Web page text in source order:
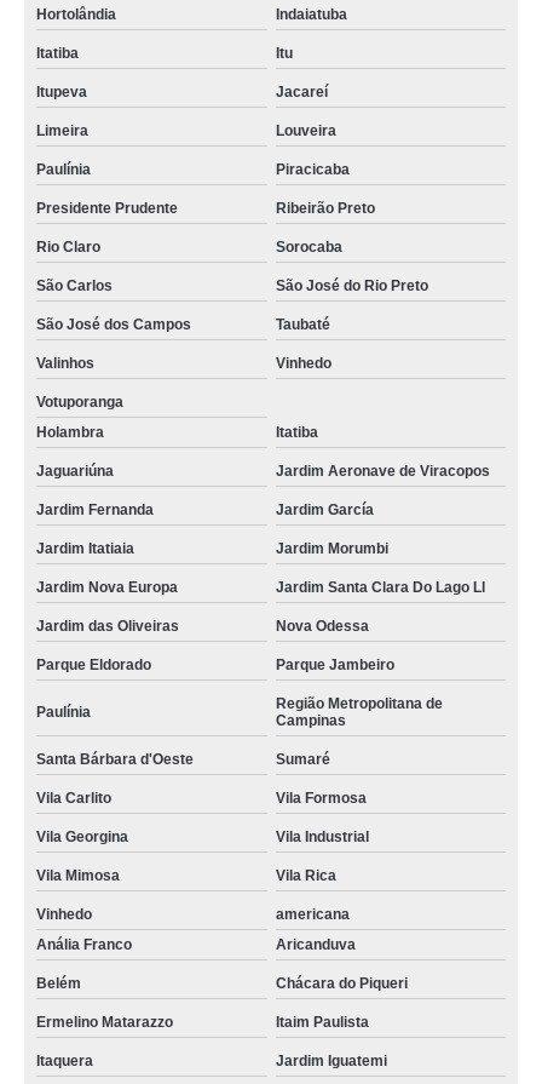
Hortolândia Indaiatuba
Itatiba Itu
Itupeva Jacareí
Limeira Louveira
Paulínia Piracicaba
Presidente Prudente Ribeirão Preto
Rio Claro Sorocaba
São Carlos São José do Rio Preto
São José dos Campos Taubaté
Valinhos Vinhedo
Votuporanga
Holambra
Itatiba
Jaguariúna Jardim Aeronave de Viracopos
Jardim Fernanda Jardim García
Jardim Itatiaia Jardim Morumbi
Jardim Nova Europa Jardim Santa Clara Do Lago Ll
Jardim das Oliveiras Nova Odessa
Parque Eldorado Parque Jambeiro
Paulínia
Região Metropolitana de
Campinas
Santa Bárbara d'Oeste Sumaré
Vila Carlito Vila Formosa
Vila Georgina Vila Industrial
Vila Mimosa Vila Rica
Vinhedo
americana
Anália Franco
Aricanduva
Belém Chácara do Piqueri
Ermelino Matarazzo Itaim Paulista
Itaquera Jardim Iguatemi